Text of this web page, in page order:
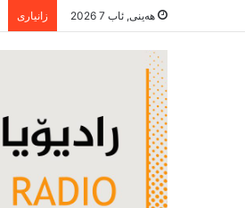
هەینی, ئاب 7 2026 زانیاری